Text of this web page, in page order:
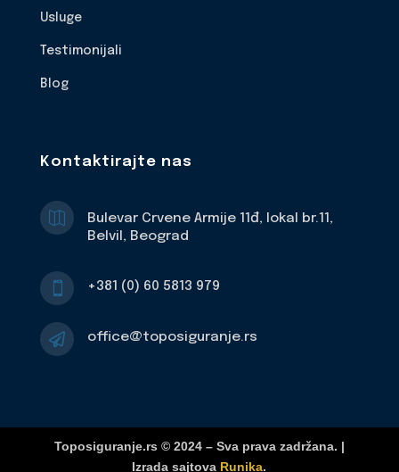
Usluge
Testimonijali
Blog
Kontaktirajte nas
Bulevar Crvene Armije 11đ, lokal br.11,
Belvil, Beograd
+381 (0) 60 5813 979
 office@toposiguranje.rs
Toposiguranje.rs © 2024 – Sva prava zadržana. |
Izrada sajtova Runika.